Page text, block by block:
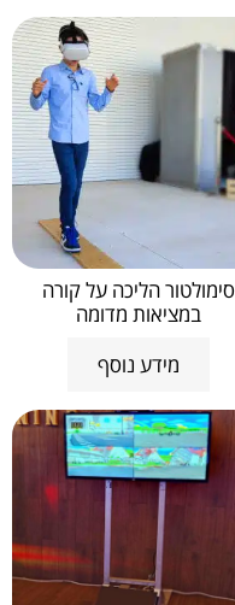
סימולטור הליכה על קורה
במציאות מדומה
מידע נוסף